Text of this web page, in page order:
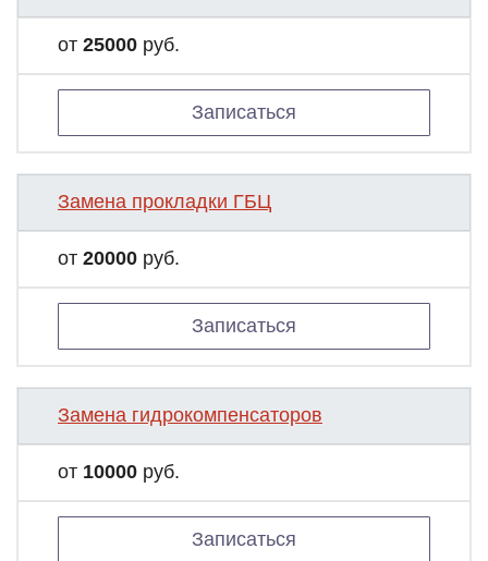
от 25000 руб.
Записаться
Замена прокладки ГБЦ
от 20000 руб.
Записаться
Замена гидрокомпенсаторов
от 10000 руб.
Записаться